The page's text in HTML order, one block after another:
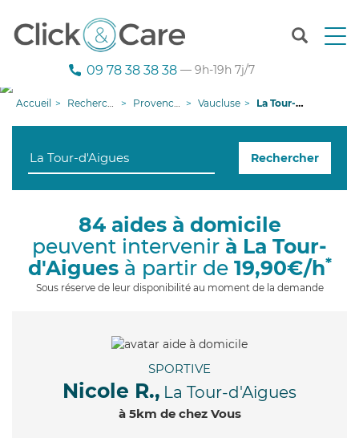
T
n
g
09 78 38 38 38 — 9h-19h 7j/7
Accueil Recherche aide à domicile Provence-Alpes-Côte d'Azur Vaucluse La Tour-d'Aigues
Rechercher
84 aides à domicile
peuvent intervenir à La Tour-
d'Aiguesà partir de 19,90€/h*
Sous réserve de leur disponibilité au moment de la demande
SPORTIVE
Nicole R., La Tour-d'Aigues
à 5km de chez Vous